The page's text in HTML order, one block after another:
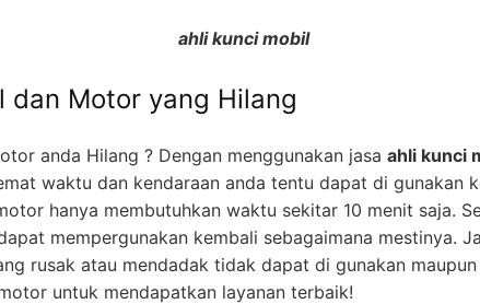
ahli kunci mobil
dan Motor yang Hilang
anda Hilang ? Dengan menggunakan jasa ahli kunci
waktu dan kendaraan anda tentu dapat di gunakan
hanya membutuhkan waktu sekitar 10 menit saja.
mempergunakan kembali sebagaimana mestinya.
rusak atau mendadak tidak dapat di gunakan
untuk mendapatkan layanan terbaik!